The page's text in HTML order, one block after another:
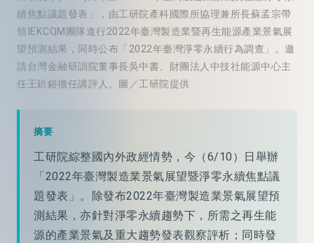
續焦點議題發表」，由工研院產科國際所協理兼所長蘇孟宗帶
領IEKCQM團隊進行2022年臺灣製造業暨再生能源產業景氣展
望預測結果，同時公布「2022年臺灣淨零永續行為調查」。邀
請台灣金融研訓院董事長吳中書、財團法人中技社能源中心主
任王釿鋊擔任講評人。圖／工研院提供
摘要
工研院綜整國內外政經情勢，今（6/10）日舉辦
「2022年臺灣製造業景氣展望暨淨零永續焦點議
題發表」。除發布2022年臺灣製造業景氣展望預
測結果，亦針對淨零永續趨勢下，所需之再生能
源的產業景氣及重大趨勢發表觀察評析；同時發